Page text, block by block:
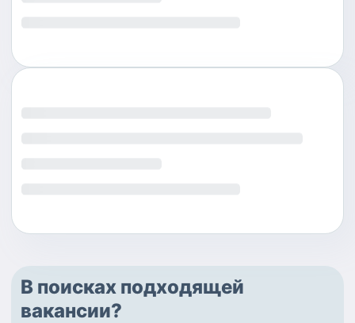
В поисках подходящей
вакансии?